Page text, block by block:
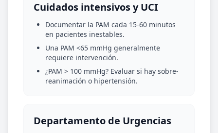
Cuidados intensivos y UCI
Documentar la PAM cada 15-60 minutos
en pacientes inestables.
Una PAM <65 mmHg generalmente
requiere intervención.
¿PAM > 100 mmHg? Evaluar si hay sobre-
reanimación o hipertensión.
Departamento de Urgencias